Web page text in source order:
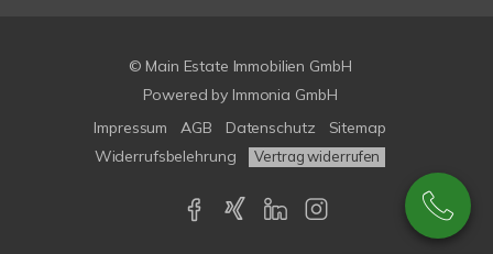
© Main Estate Immobilien GmbH
Powered by Immonia GmbH
Impressum
AGB Datenschutz
Sitemap
Widerrufsbelehrung
Vertrag widerrufen